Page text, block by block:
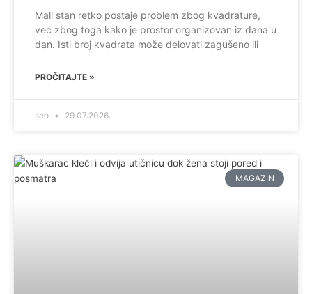
Mali stan retko postaje problem zbog kvadrature,
već zbog toga kako je prostor organizovan iz dana u
dan. Isti broj kvadrata može delovati zagušeno ili
PROČITAJTE »
seo 29.07.2026.
MAGAZIN